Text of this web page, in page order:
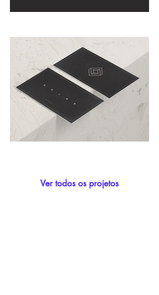
Ver todos os projetos